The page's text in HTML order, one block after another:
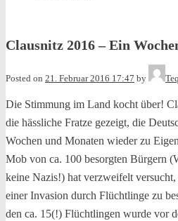
Clausnitz 2016 – Ein
Posted on 21. Februar 2016 17:47 by
Die Stimmung im Land kocht über!
die hässliche Fratze gezeigt, die
Wochen und Monaten wieder zu
Mob von ca. 100 besorgten Bürgern
keine Nazis!) hat verzweifelt
einer Invasion durch Flüchtlinge zu
den ca. 15(!) Flüchtlingen wurde vor